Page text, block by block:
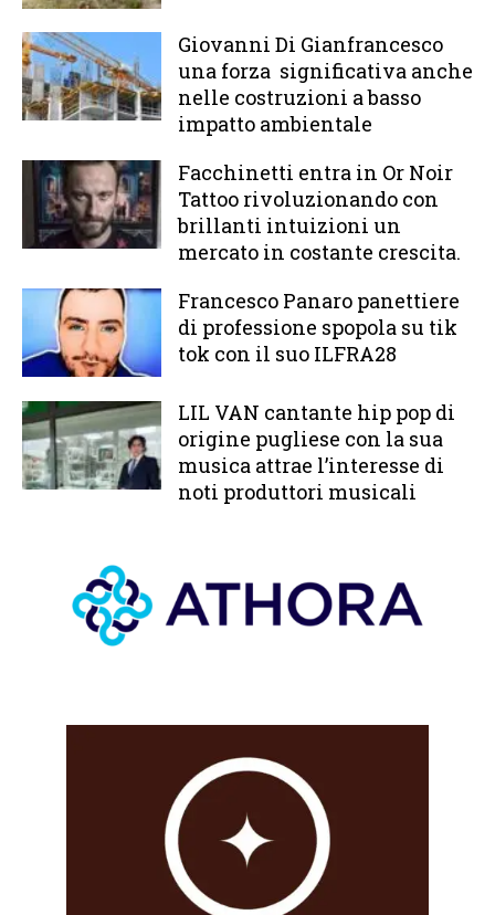
Giovanni Di Gianfrancesco
una forza significativa anche
nelle costruzioni a basso
impatto ambientale
Facchinetti entra in Or Noir
Tattoo rivoluzionando con
brillanti intuizioni un
mercato in costante crescita.
Francesco Panaro panettiere
di professione spopola su tik
tok con il suo ILFRA28
LIL VAN cantante hip pop di
origine pugliese con la sua
musica attrae l’interesse di
noti produttori musicali